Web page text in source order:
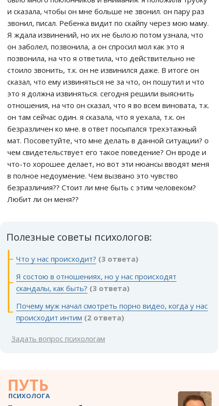
и сказала, чтобы он мне больше не звонил. он пару раз
звонил, писал. Ребенка видит по скайпу через мою маму.
Я ждала извинений, но их не было.ю потом узнала, что
он заболел, позвонила, а он спросил мол как это я
позвонила, на что я ответила, что действительно не
стоило звонить, т.к. он не извинился даже. В итоге он
сказал, что ему извиняться не за что, он пошутил и что
это я должна извиняться. сегодня решили выяснить
отношения, на что он сказал, что я во всем виновата, т.к.
он там сейчас один. я сказала, что я уехала, т.к. он
безразличен ко мне. в ответ посыпался трехэтажный
мат. Посоветуйте, что мне делать в данной ситуации? о
чем свидетельствует его такое поведение? Он вроде и
что-то хорошее делает, но вот эти нюансы вводят меня
в полное недоумение. Чем вызвано это чувство
безразличия?? Стоит ли мне быть с этим человеком?
Любит ли он меня??
Полезные советы психологов:
Что у нас происходит? (3 ответа)
Я состою в отношениях, но у нас происходят
скандалы, как быть? (3 ответа)
Почему муж начал смотреть порно видео, когда у нас
происходит интим (2 ответа)
Задать вопрос психологам
ПУТЬ
ПСИХОЛОГА